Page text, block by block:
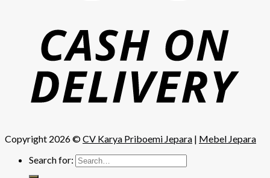
Copyright 2026 ©CV Karya Priboemi Jepara | Mebel Jepara
Search for: